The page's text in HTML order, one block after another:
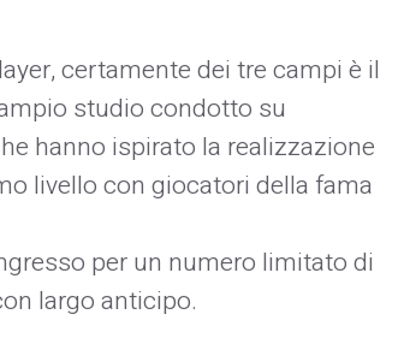
certamente dei tre campi è il
studio condotto su
hanno ispirato la realizzazione
livello con giocatori della fama
per un numero limitato di
largo anticipo.